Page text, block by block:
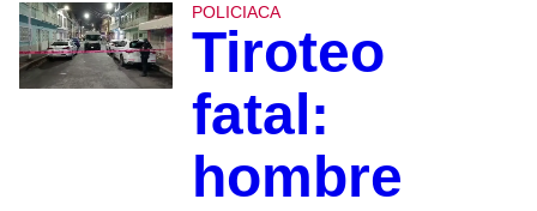
POLICIACA
Tiroteo
fatal:
hombre